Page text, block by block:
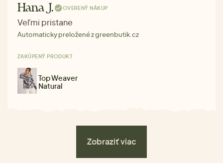
Hana J. OVERENÝ NÁKUP
Veľmi pristane
Automaticky preložené z greenbutik.cz
ZAKÚPENÝ PRODUKT
Top Weaver
Natural
Zobraziť viac